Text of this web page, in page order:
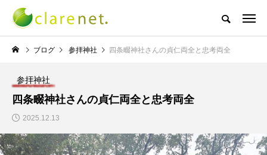
株式会社クレアネットの代表取締役ブログ
NEW POST
TECH BLOG
ブログ 参拝神社 四条畷神社さんの貞仁両全と忠考両全
参拝神社
四条畷神社さんの貞仁両全と忠考両全
2025.12.13